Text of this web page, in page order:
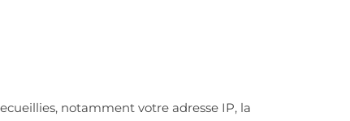
notamment votre adresse IP, la